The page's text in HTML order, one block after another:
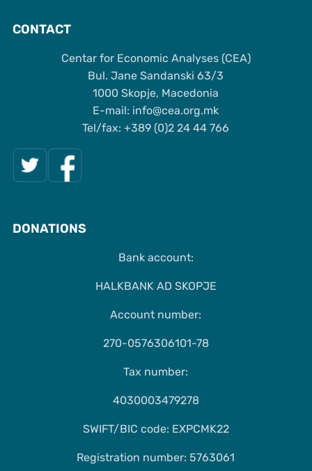
CONTACT
Centar for Economic Analyses (CEA)
Bul. Jane Sandanski 63/3
1000 Skopje, Macedonia
Е-mail: info@cea.org.mk
Tel/fax: +389 (0)2 24 44 766
DONATIONS
Bank account:
HALKBANK AD SKOPJE
Account number:
270-0576306101-78
Tax number:
4030003479278
SWIFT/BIC code: EXPCMK22
Registration number: 5763061